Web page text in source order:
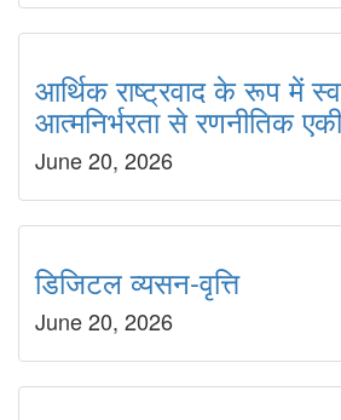
आर्थिक राष्ट्रवाद के रूप में
आत्मनिर्भरता से रणनीतिक
June 20, 2026
डिजिटल व्यसन-वृत्ति
June 20, 2026